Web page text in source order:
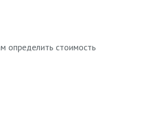
определить стоимость